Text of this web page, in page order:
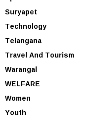
Suryapet
Technology
Telangana
Travel And Tourism
Warangal
WELFARE
Women
Youth